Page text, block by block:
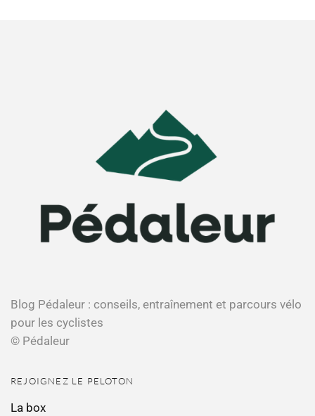
Blog Pédaleur : conseils, entraînement et parcours vélo
pour les cyclistes
© Pédaleur
REJOIGNEZ LE PELOTON
La box